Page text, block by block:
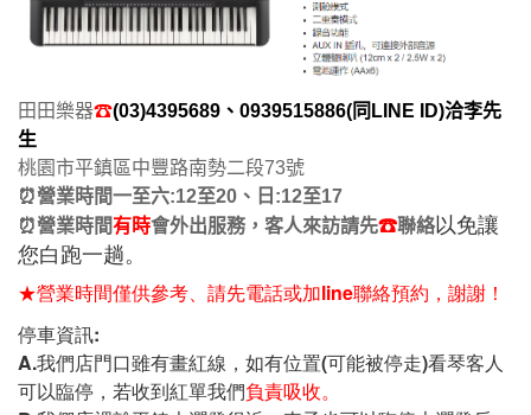
田田樂器☎(03)4395689、0939515886(同LINE ID)洽李先
生
桃園市平鎮區中豐路南勢二段73號
⏰營業時間一至六:12至20、日:12至17
⏰營業時間有時會外出服務，客人來訪請先☎聯絡以免讓
您白跑一趟。
★營業時間僅供參考、請先電話或加line聯絡預約，謝謝！
停車資訊:
A.我們店門口雖有畫紅線，如有位置(可能被停走)看琴客人
可以臨停，若收到紅單我們負責吸收。